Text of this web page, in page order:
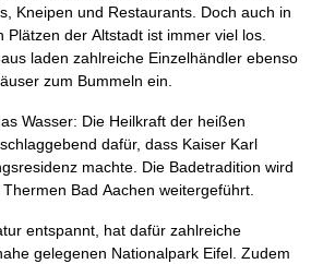
Kneipen und Restaurants. Doch auch in
der Altstadt ist immer viel los.
laden zahlreiche Einzelhändler ebenso
zum Bummeln ein.
Wasser: Die Heilkraft der heißen
dafür, dass Kaiser Karl
machte. Die Badetradition wird
Bad Aachen weitergeführt.
entspannt, hat dafür zahlreiche
gelegenen Nationalpark Eifel. Zudem